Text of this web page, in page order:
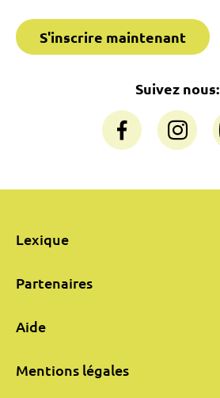
S'inscrire maintenant
Suivez nous:
Lexique
Partenaires
Aide
Mentions légales